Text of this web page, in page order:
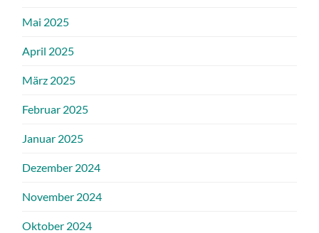
Mai 2025
April 2025
März 2025
Februar 2025
Januar 2025
Dezember 2024
November 2024
Oktober 2024